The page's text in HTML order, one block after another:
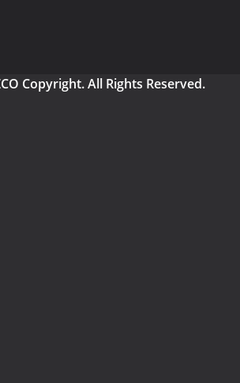
Copyright. All Rights Reserved.